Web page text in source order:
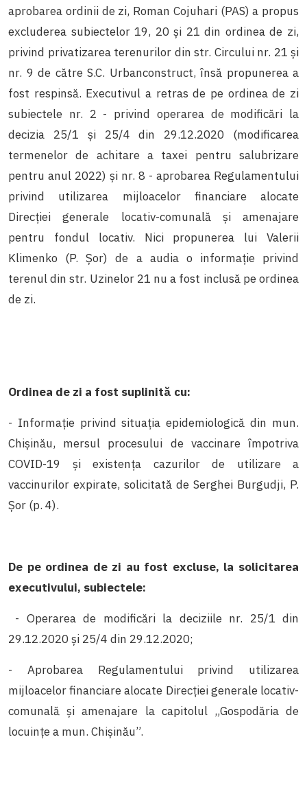
aprobarea ordinii de zi, Roman Cojuhari (PAS) a propus
excluderea subiectelor 19, 20 și 21 din ordinea de zi,
privind privatizarea terenurilor din str. Circului nr. 21 și
nr. 9 de către S.C. Urbanconstruct, însă propunerea a
fost respinsă. Executivul a retras de pe ordinea de zi
subiectele nr. 2 - privind operarea de modificări la
decizia 25/1 și 25/4 din 29.12.2020 (modificarea
termenelor de achitare a taxei pentru salubrizare
pentru anul 2022) și nr. 8 - aprobarea Regulamentului
privind utilizarea mijloacelor financiare alocate
Direcției generale locativ-comunală și amenajare
pentru fondul locativ. Nici propunerea lui Valerii
Klimenko (P. Șor) de a audia o informație privind
terenul din str. Uzinelor 21 nu a fost inclusă pe ordinea
de zi.
Ordinea de zi a fost suplinită cu:
- Informație privind situația epidemiologică din mun.
Chișinău, mersul procesului de vaccinare împotriva
COVID-19 și existența cazurilor de utilizare a
vaccinurilor expirate, solicitată de Serghei Burgudji, P.
Șor (p. 4).
De pe ordinea de zi au fost excluse, la solicitarea
executivului, subiectele:
- Operarea de modificări la deciziile nr. 25/1 din
29.12.2020 și 25/4 din 29.12.2020;
- Aprobarea Regulamentului privind utilizarea
mijloacelor financiare alocate Direcției generale locativ-
comunală și amenajare la capitolul „Gospodăria de
locuințe a mun. Chișinău”.